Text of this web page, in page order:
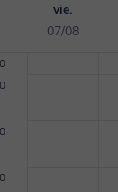
vie.
07/08